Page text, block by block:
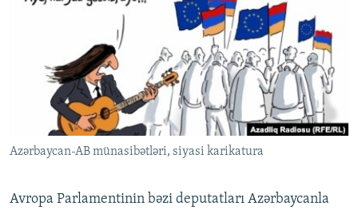
FOTOQALEREYA
İNFOQRAFIKA
KARIKATURA
AZƏRBAYCAN ƏDƏBIYYATI KITABXANASI
İSLAM VƏ DEMOKRATIYA
İZ - MƏDƏNIYYƏT PROQRAMI
HAQQIMIZDA
MISSIYAMIZ
PEŞƏ ETIKASI VƏ JURNALISTIKA STANDARTLARIMIZ
MATERIALLARIMIZDAN ISTIFADƏ
AZADLIQRADIOSU MOBIL TELEFONUNUZDA
BIZI IZLƏ
RFE/RL-in bütün saytları
Azərbaycan-AB münasibətləri, siyasi karikatura
Avropa Parlamentinin bəzi deputatları Azərbaycanla